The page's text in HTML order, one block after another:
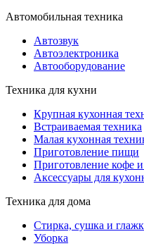
Автомобильная техника
Автозвук
Автоэлектроника
Автооборудование
Техника для кухни
Крупная кухонная
Встраиваемая техника
Малая кухонная
Приготовление пищи
Приготовление кофе
Аксессуары для
Техника для дома
Стирка, сушка и
Уборка